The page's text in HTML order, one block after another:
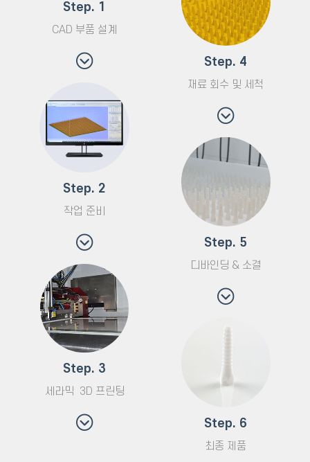
Step. 1
CAD 부품 설계
Step. 2
작업 준비
Step. 3
세라믹 3D 프린팅
Step. 4
재료 회수 및 세척
Step. 5
디바인딩 & 소결
Step. 6
최종 제품